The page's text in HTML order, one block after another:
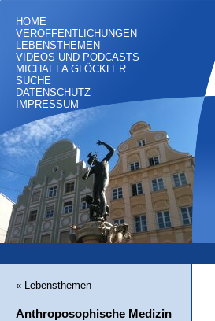
HOME
VERÖFFENTLICHUNGEN
LEBENSTHEMEN
VIDEOS UND PODCASTS
MICHAELA GLÖCKLER
SUCHE
DATENSCHUTZ
IMPRESSUM
« Lebensthemen
Anthroposophische Medizin